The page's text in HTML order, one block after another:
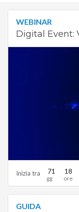
WEBINAR
Digital Event:
Inizia tra 71 18
GUIDA